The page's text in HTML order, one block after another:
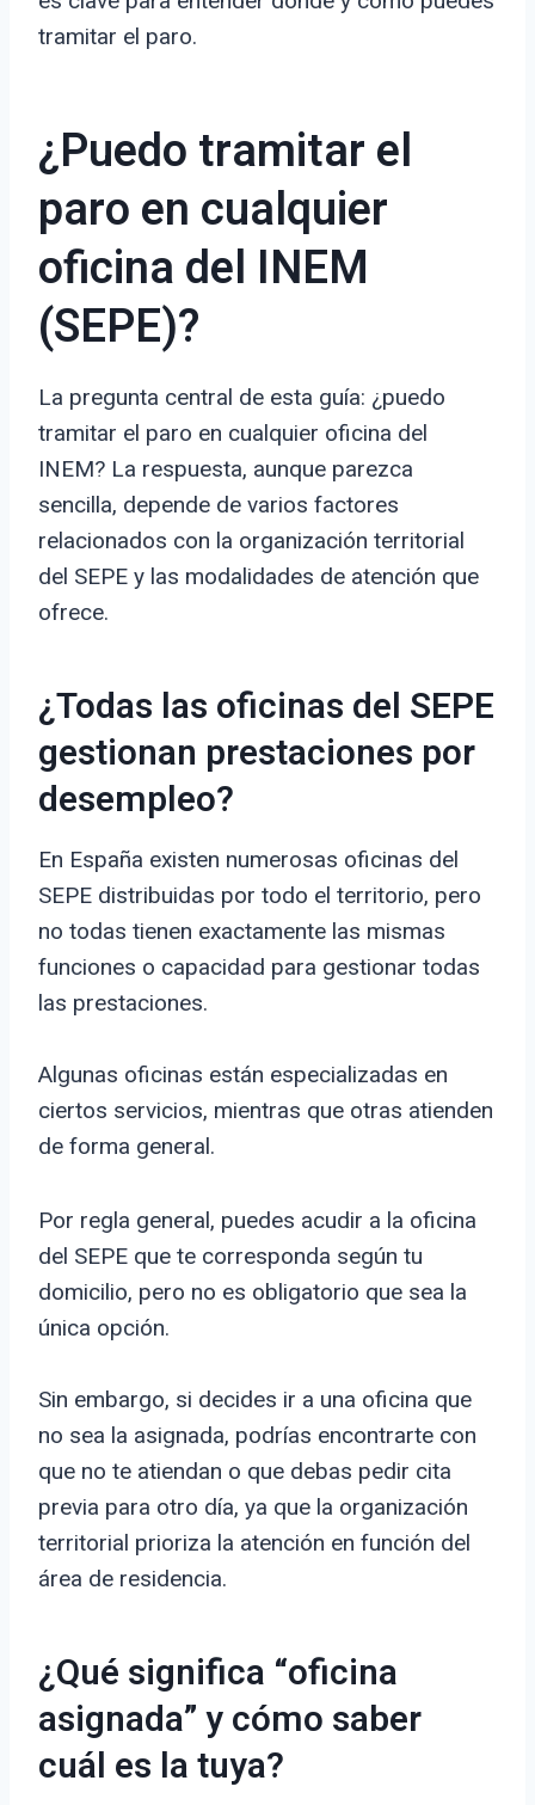
tramitar el paro.
¿Puedo tramitar el
paro en cualquier
oficina del INEM
(SEPE)?
La pregunta central de esta guía: ¿puedo
tramitar el paro en cualquier oficina del
INEM? La respuesta, aunque parezca
sencilla, depende de varios factores
relacionados con la organización territorial
del SEPE y las modalidades de atención que
ofrece.
¿Todas las oficinas del SEPE
gestionan prestaciones por
desempleo?
En España existen numerosas oficinas del
SEPE distribuidas por todo el territorio, pero
no todas tienen exactamente las mismas
funciones o capacidad para gestionar todas
las prestaciones.
Algunas oficinas están especializadas en
ciertos servicios, mientras que otras atienden
de forma general.
Por regla general, puedes acudir a la oficina
del SEPE que te corresponda según tu
domicilio, pero no es obligatorio que sea la
única opción.
Sin embargo, si decides ir a una oficina que
no sea la asignada, podrías encontrarte con
que no te atiendan o que debas pedir cita
previa para otro día, ya que la organización
territorial prioriza la atención en función del
área de residencia.
¿Qué significa “oficina
asignada” y cómo saber
cuál es la tuya?